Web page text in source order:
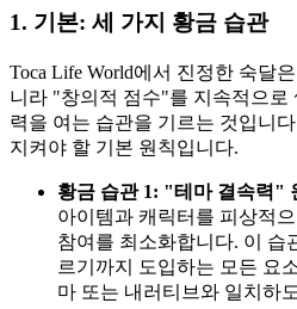
1. 기본: 세 가지 황금 습관
Toca Life World에서 진정한 숙달
니라 "창의적 점수"를 지속적으로
력을 여는 습관을 기르는 것입니
지켜야 할 기본 원칙입니다.
황금 습관 1: "테마 결속력"
아이템과 캐릭터를 피상적
참여를 최소화합니다. 이 습
르기까지 도입하는 모든 요
마 또는 내러티브와 일치하